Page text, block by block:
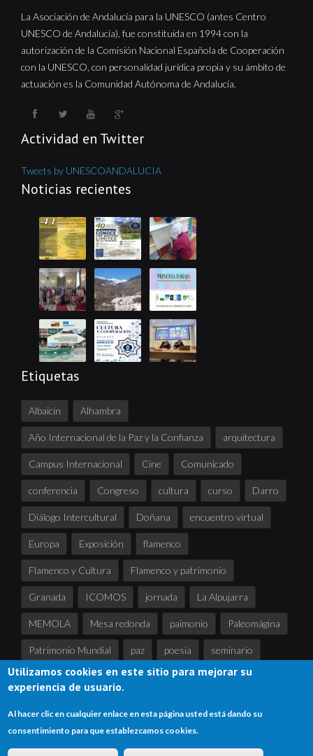
La Asociación de Andalucía para la UNESCO (antes Centro
UNESCO de Andalucía), fue constituida en 1994 con la
autorización de la Comisión Nacional Española de Cooperación
con la UNESCO, con personalidad jurídica propia y su ámbito de
actuación es la Comunidad Autónoma de Andalucía.
Actividad en Twitter
Tweets by UNESCOANDALUCIA
Noticias recientes
Etiquetas
Albaicín Alhambra
Año Internacional de la Paz y la Confianza arquitectura
Campus Internacional Cine Comunicado
conferencia Congreso cultura curso Darro
Diálogo Intercultural Doñana encuentro virtual
Europa Exposición flamenco
Flamenco y Cultura Flamenco y patrimonio
Granada ICOMOS jornada La Alpujarra
MEMOLA Mesa redonda paimonio Paleomágina
Patrimonio Mundial paz poesia seminario
Sierra Nevada tertulia UNESCO
Utilizamos cookies en este sitio para mejorar su
experiencia de usuario.
Al hacer clic en cualquier enlace en esta página usted está dando su
consentimiento para que establezcamos cookies.